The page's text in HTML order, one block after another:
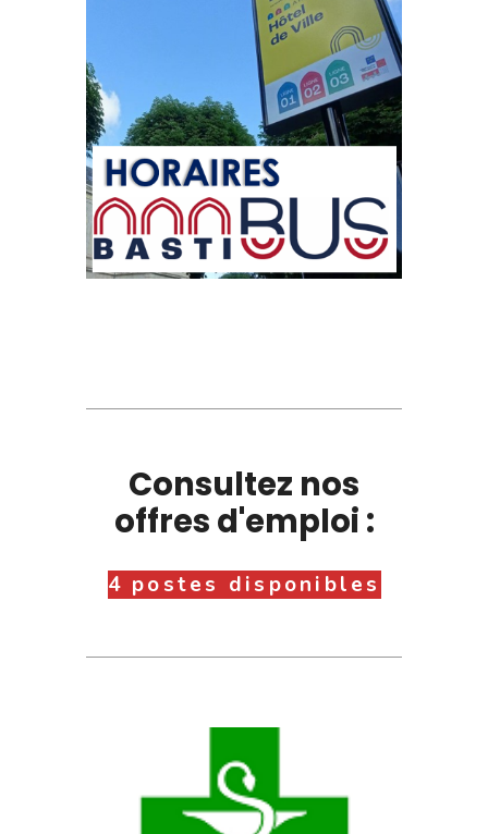
Consultez nos
offres d'emploi :
4 postes disponibles